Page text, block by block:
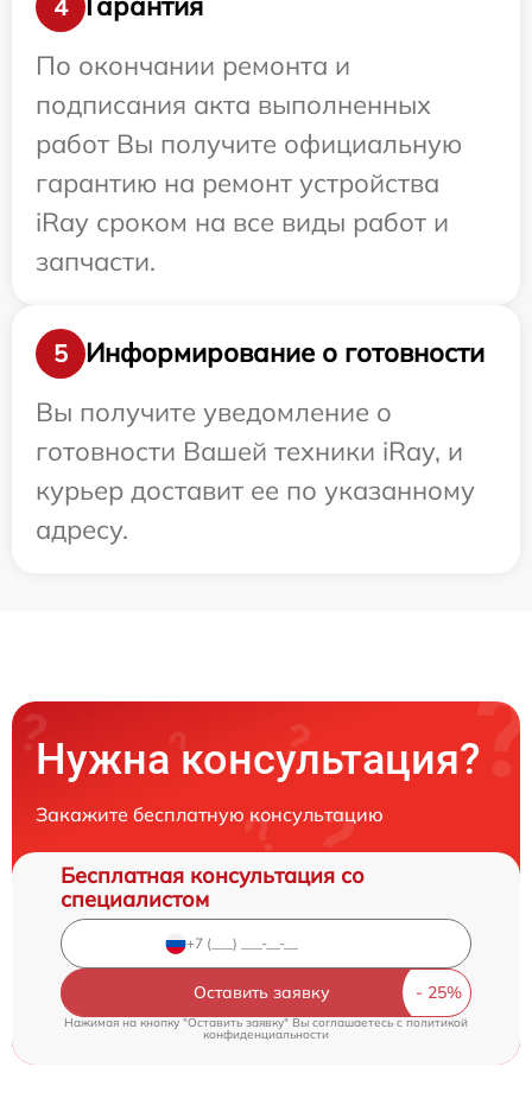
4
По окончании ремонта и
подписания акта выполненных
работ Вы получите официальную
гарантию на ремонт устройства
iRay сроком на все виды работ и
запчасти.
5
Информирование о готовности
Вы получите уведомление о
готовности Вашей техники iRay, и
курьер доставит ее по указанному
адресу.
Нужна консультация?
Закажите бесплатную консультацию
Бесплатная консультация со
специалистом
Оставить заявку
Нажимая на кнопку "Оставить заявку" Вы соглашаетесь cполитикой
конфиденциальности